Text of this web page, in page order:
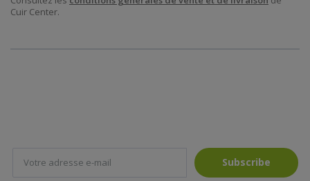
Cuir Center.
Subscribe